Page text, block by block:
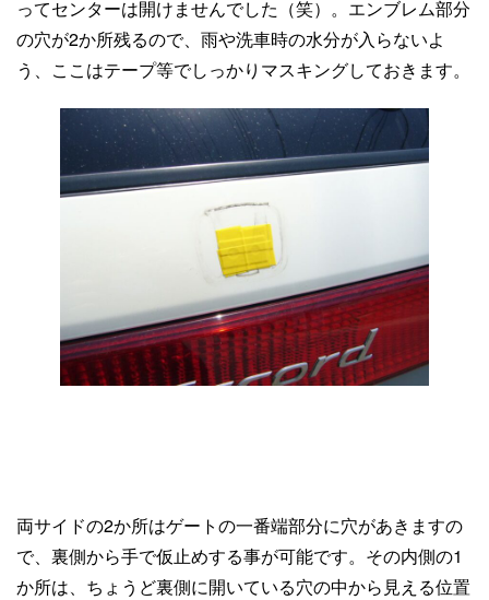
ってセンターは開けませんでした（笑）。エンブレム部分
の穴が2か所残るので、雨や洗車時の水分が入らないよ
う、ここはテープ等でしっかりマスキングしておきます。
両サイドの2か所はゲートの一番端部分に穴があきますの
で、裏側から手で仮止めする事が可能です。その内側の1
か所は、ちょうど裏側に開いている穴の中から見える位置